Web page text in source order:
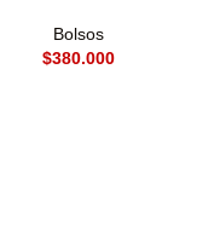
Bolsos
$